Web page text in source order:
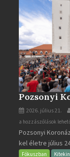
Pozsonyi
2026. július 21.
Pozsonyi
Koronázási
Napok
bejegyzéshez
a hozzászólások
Pozsonyi
kel életre július
Fókuszban